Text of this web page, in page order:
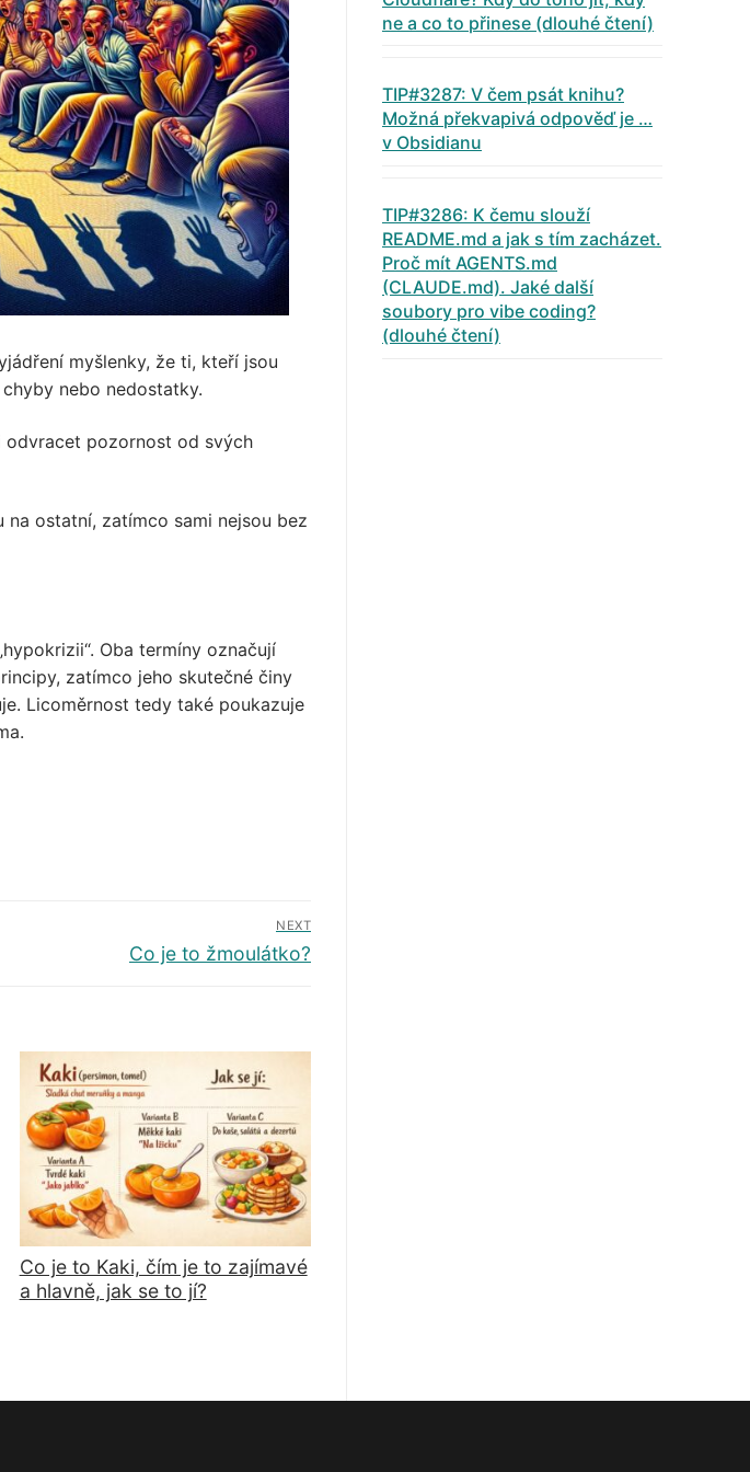
myšlenky, že ti, kteří jsou
nebo nedostatky.
odvracet pozornost od svých
ostatní, zatímco sami nejsou bez
Oba termíny označují
zatímco jeho skutečné činy
Licoměrnost tedy také poukazuje
NEXT
Další
Co je to žmoulátko?
Co je to Kaki, čím je to zajímavé
a hlavně, jak se to jí?
ne a co to přinese (dlouhé čtení)
TIP#3287: V čem psát knihu?
Možná překvapivá odpověď je …
v Obsidianu
TIP#3286: K čemu slouží
README.md a jak s tím zacházet.
Proč mít AGENTS.md
(CLAUDE.md). Jaké další
soubory pro vibe coding?
(dlouhé čtení)